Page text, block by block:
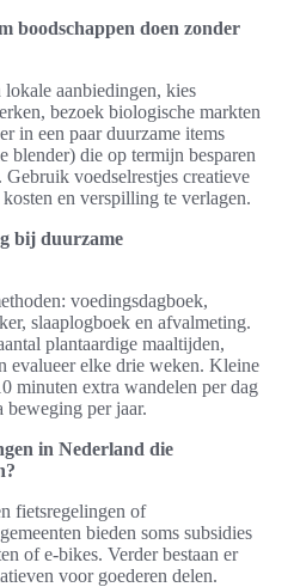
boodschappen doen zonder
aanbiedingen, kies
bezoek biologische markten
in een paar duurzame items
blender) die op termijn besparen
voedselrestjes creatieve
en verspilling te verlagen.
bij duurzame
voedingsdagboek,
slaaplogboek en afvalmeting.
plantaardige maaltijden,
evalueer elke drie weken. Kleine
minuten extra wandelen per dag
beweging per jaar.
in Nederland die
fietsregelingen of
bieden soms subsidies
of e-bikes. Verder bestaan er
voor goederen delen.